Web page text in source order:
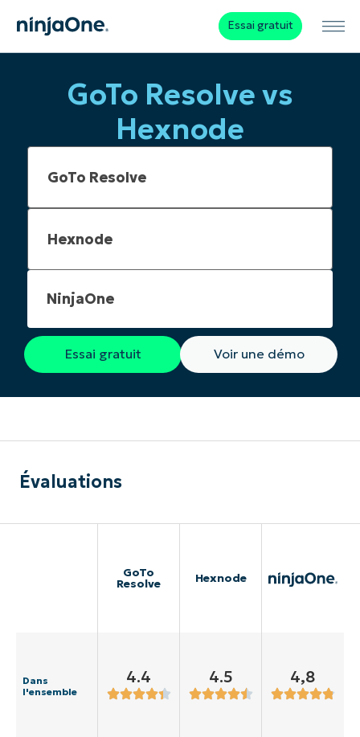
Essai gratuit
GoTo Resolve vs
Hexnode
NinjaOne
Essai gratuit Voir une démo
Évaluations
GoTo
Resolve Hexnode
Dans
l'ensemble
4.4 4.5 4,8